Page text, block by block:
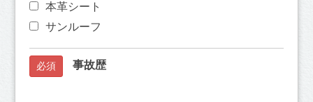
本革シート
サンルーフ
必須 事故歴